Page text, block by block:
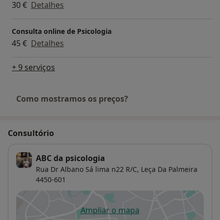
30 € Detalhes
Consulta online de Psicologia
45 € Detalhes
+ 9 serviços
Como mostramos os preços?
Consultório
ABC da psicologia
Rua Dr Albano Sá lima n22 R/C, Leça Da Palmeira
4450-601
Ampliar o mapaabre num novo separador